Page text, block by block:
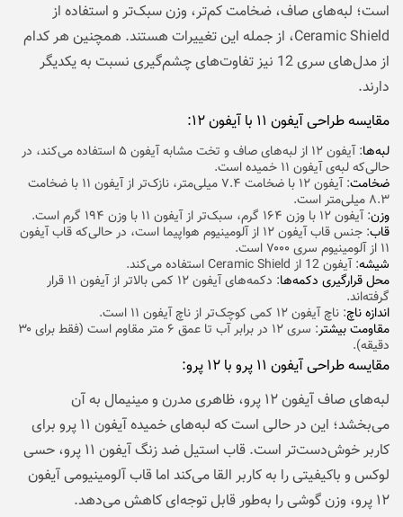
است؛ لبه‌های صاف، ضخامت کم‌تر، وزن سبک‌تر و استفاده از
Ceramic Shield، از جمله این تغییرات هستند. همچنین هر کدام
از مدل‌های سری 12 نیز تفاوت‌های چشم‌گیری نسبت به یکدیگر
دارند.
مقایسه طراحی آیفون ۱۱ با آیفون ۱۲:
لبه‌ها
: آیفون ۱۲ از لبه‌های صاف و تخت مشابه آیفون ۵ استفاده می‌کند، در
حالی‌که لبه‌ی آیفون ۱۱ خمیده است.
ضخامت
: آیفون ۱۲ با ضخامت ۷.۴ میلی‌متر، نازک‌تر از آیفون ۱۱ با ضخامت
۸.۳ میلی‌متر است.
وزن: آیفون ۱۲ با وزن ۱۶۴ گرم، سبک‌تر از آیفون ۱۱ با وزن ۱۹۴ گرم است.
قاب
: جنس قاب آیفون ۱۲ از آلومینیوم هواپیما است، در حالی‌که قاب آیفون
۱۱ از آلومینیوم سری ۷۰۰۰ است.
شیشه: آیفون 12 از Ceramic Shield استفاده می‌کند.
محل قرارگیری دکمه‌ها
: دکمه‌های آیفون ۱۲ کمی بالاتر از آیفون ۱۱ قرار
گرفته‌اند.
اندازه ناچ: ناچ آیفون ۱۲ کمی کوچک‌تر از ناچ آیفون ۱۱ است.
مقاومت بیشتر
: سری ۱۲ در برابر آب تا عمق ۶ متر مقاوم است (فقط برای ۳۰
دقیقه).
مقایسه طراحی آیفون ۱۱ پرو با ۱۲ پرو:
لبه‌های صاف آیفون ۱۲ پرو، ظاهری مدرن‌ و مینیمال به آن
می‌بخشد؛ این در حالی است که لبه‌های خمیده آیفون ۱۱ پرو برای
کاربر خوش‌دست‌تر است. قاب استیل ضد زنگ آیفون ۱۱ پرو، حسی
لوکس‌ و باکیفیتی را به کاربر القا می‌کند اما قاب آلومینیومی آیفون
۱۲ پرو، وزن گوشی را به‌طور قابل توجه‌ای کاهش می‌دهد.